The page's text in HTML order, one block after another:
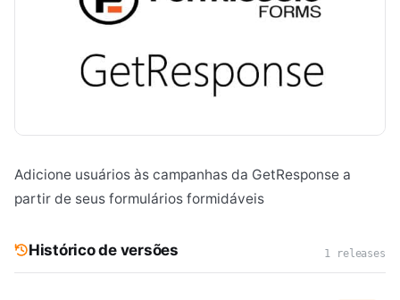
Adicione usuários às campanhas da GetResponse a
partir de seus formulários formidáveis
Histórico de versões 1 releases